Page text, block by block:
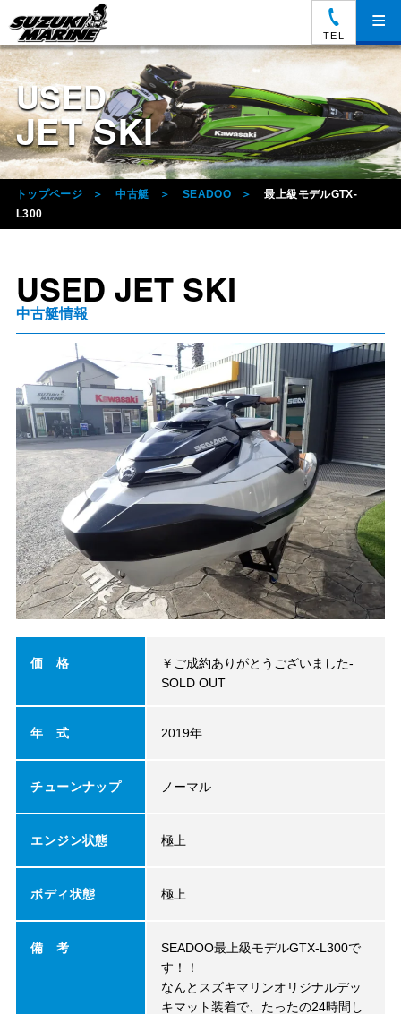
TEL
≡
USED
JET SKI
トップページ 中古艇 SEADOO
最上級モデルGTX-
L300
USED JET SKI
中古艇情報
価 格
￥ご成約ありがとうございました-
SOLD OUT
年 式 2019年
チューンナップ ノーマル
エンジン状態 極上
ボディ状態 極上
備 考
SEADOO最上級モデルGTX-L300で
す！！
なんとスズキマリンオリジナルデッ
キマット装着で、たったの24時間し